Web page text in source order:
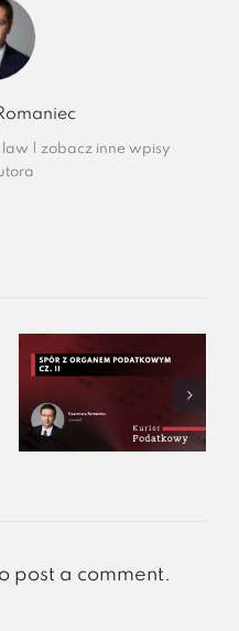
zobacz inne wpisy
post a comment.